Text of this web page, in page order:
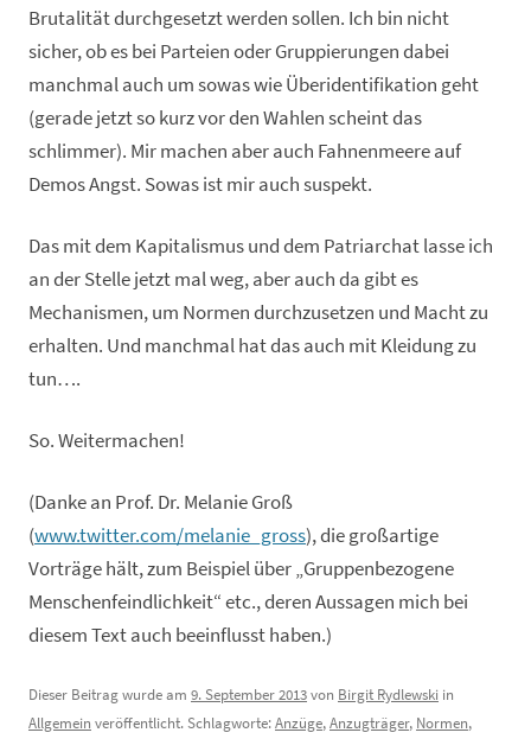
Brutalität durchgesetzt werden sollen. Ich bin nicht
sicher, ob es bei Parteien oder Gruppierungen dabei
manchmal auch um sowas wie Überidentifikation geht
(gerade jetzt so kurz vor den Wahlen scheint das
schlimmer). Mir machen aber auch Fahnenmeere auf
Demos Angst. Sowas ist mir auch suspekt.
Das mit dem Kapitalismus und dem Patriarchat lasse ich
an der Stelle jetzt mal weg, aber auch da gibt es
Mechanismen, um Normen durchzusetzen und Macht zu
erhalten. Und manchmal hat das auch mit Kleidung zu
tun….
So. Weitermachen!
(Danke an Prof. Dr. Melanie Groß
(www.twitter.com/melanie_gross), die großartige
Vorträge hält, zum Beispiel über „Gruppenbezogene
Menschenfeindlichkeit“ etc., deren Aussagen mich bei
diesem Text auch beeinflusst haben.)
Dieser Beitrag wurde am 9. September 2013von Birgit Rydlewski in
Allgemein veröffentlicht. Schlagworte:Anzüge,Anzugträger, Normen,